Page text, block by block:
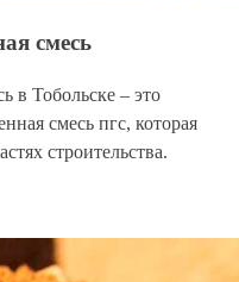
смесь
в Тобольске – это
смесь пгс, которая
строительства.